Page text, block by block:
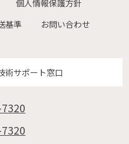
個人情報保護方針
基準 お問い合わせ
術サポート窓口